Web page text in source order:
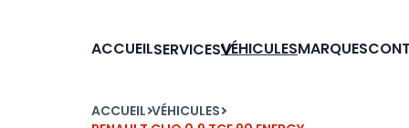
ACCUEILSERVICESVÉHICULESMARQUES
ACCUEIL VÉHICULES